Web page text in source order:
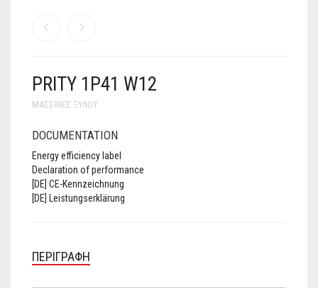
PRITY 1P41 W12
ΜΑΣΣΊΝΕΣ ΞΎΛΟΥ
DOCUMENTATION
Energy efficiency label
Declaration of performance
[DE] CE-Kennzeichnung
[DE] Leistungserklärung
ΠΕΡΙΓΡΑΦΉ